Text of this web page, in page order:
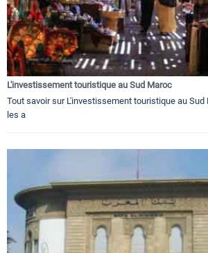
L'investissement touristique au Sud Maroc
Tout savoir sur L'investissement touristique au
les a